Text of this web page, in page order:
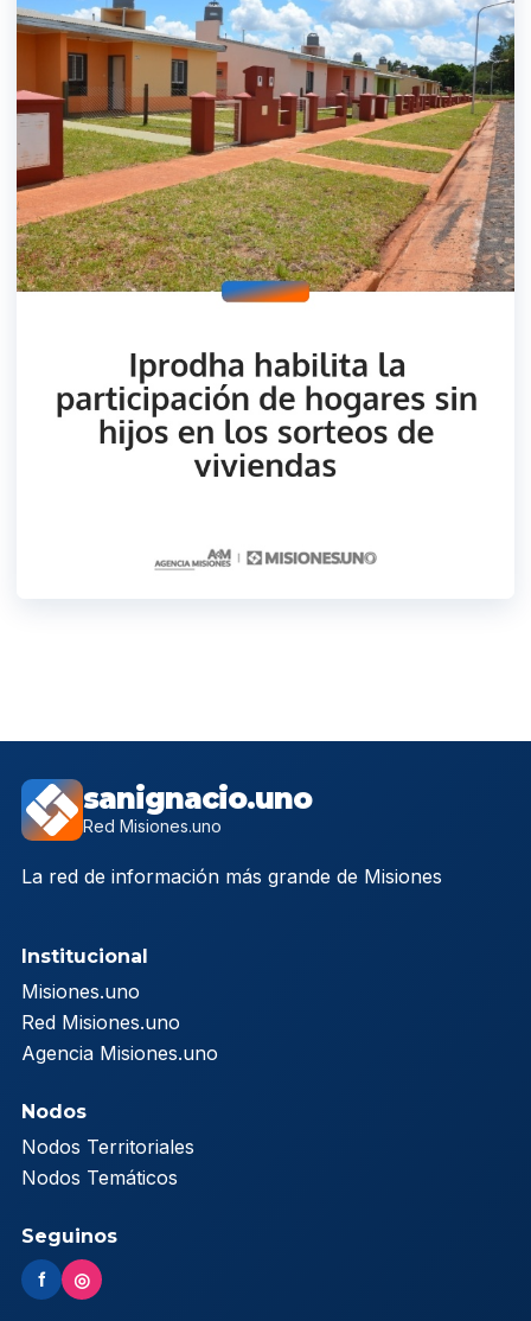
sanignacio.uno
Red Misiones.uno
La red de información más grande de Misiones
Institucional
Misiones.uno
Red Misiones.uno
Agencia Misiones.uno
Nodos
Nodos Territoriales
Nodos Temáticos
Seguinos
f ◎